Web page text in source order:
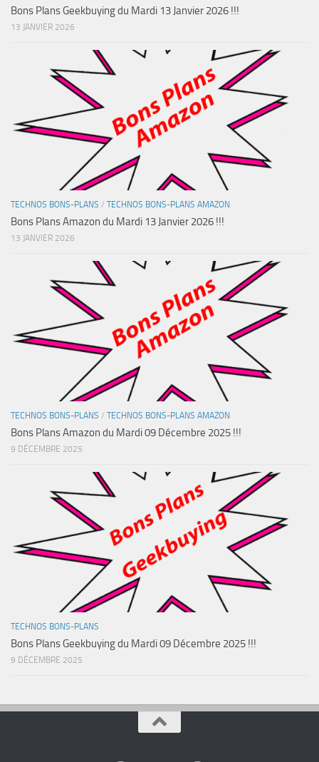
Bons Plans Geekbuying du Mardi 13 Janvier 2026 !!!
13 JANVIER 2026
TECHNOS BONS-PLANS / TECHNOS BONS-PLANS AMAZON
Bons Plans Amazon du Mardi 13 Janvier 2026 !!!
13 JANVIER 2026
TECHNOS BONS-PLANS / TECHNOS BONS-PLANS AMAZON
Bons Plans Amazon du Mardi 09 Décembre 2025 !!!
9 DÉCEMBRE 2025
TECHNOS BONS-PLANS
Bons Plans Geekbuying du Mardi 09 Décembre 2025 !!!
9 DÉCEMBRE 2025